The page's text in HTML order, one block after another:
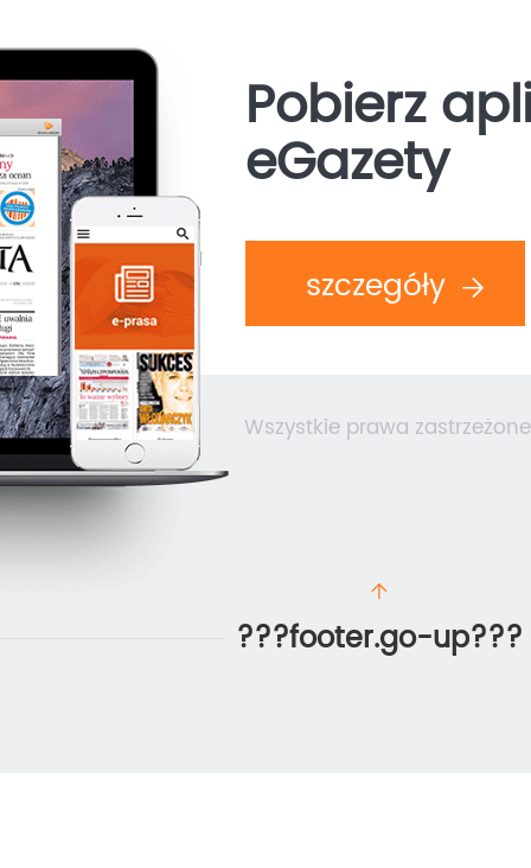
Pobierz
eGazety
szczegóły
Wszystkie prawa
???footer.go-up???